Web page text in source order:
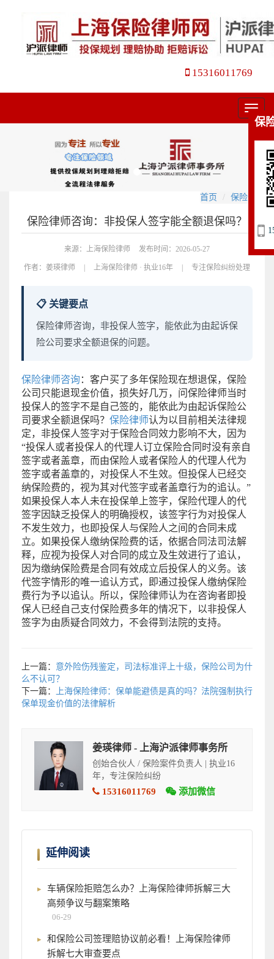
15316011769
菜
单
首页 保险咨询
保险律师咨询：非投保人签字能全额退保吗？
来源：上海保险律师 发布时间：2026-05-27
作者： 姜瑛律师 | 上海保险律师 · 执业16年 | 专注保险纠纷处理
📋 关键要点
保险律师咨询，非投保人签字，能依此为由起诉保
险公司要求全额退保的问题。
保险律师咨询 ：客户买了多年保险现在想退保，保险
公司只能退现金价值，损失好几万，问保险律师当时
投保人的签字不是自己签的，能依此为由起诉保险公
司要求全额退保吗？ 保险律师认为以目前相关法律规
定，非投保人签字对于保险合同效力影响不大，因为
“投保人或者投保人的代理人订立保险合同时没有亲自
签字或者盖章，而由保险人或者保险人的代理人代为
签字或者盖章的，对投保人不生效。但投保人已经交
纳保险费的，视为其对代签字或者盖章行为的追认。”
如果投保人本人未在投保单上签字，保险代理人的代
签字因缺乏投保人的明确授权，该签字行为对投保人
不发生效力，也即投保人与保险人之间的合同未成
立。如果投保人缴纳保险费的话，依据合同法司法解
释，应视为投保人对合同的成立及生效进行了追认，
因为缴纳保险费是合同有效成立后投保人的义务。该
代签字情形的唯一追认方式，即通过投保人缴纳保险
费行为予以追认。所以，保险律师认为在咨询者即投
保人已经自己支付保险费多年的情况下，以非投保人
签字为由质疑合同效力，不会得到法院的支持。
上一篇： 意外险伤残鉴定，司法标准评上十级，保险公司为什
么不认可？
下一篇：
上海保险律师：保单能避债是真的吗？法院强制执行
保单现金价值的法律解析
姜瑛律师 - 上海沪派律师事务所
创始合伙人 / 保险案件负责人 | 执业16
年，专注保险纠纷
15316011769 添加微信
延伸阅读
车辆保险拒赔怎么办？上海保险律师拆解三大
高频争议与翻案策略
06-29
和保险公司签理赔协议前必看！上海保险律师
拆解七大审查要点
保